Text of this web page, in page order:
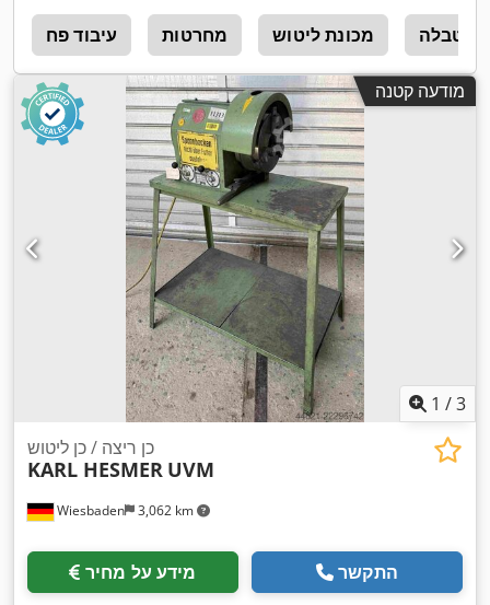
עיבוד פח מחרטות מכונת ליטוש טבלה
מודעה קטנה
1 /3
Wiesbaden 3,062 km
כן ריצה / כן ליטוש
KARL HESMER UVM
מידע על מחיר התקשר